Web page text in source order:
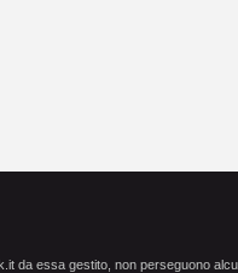
da essa gestito, non perseguono